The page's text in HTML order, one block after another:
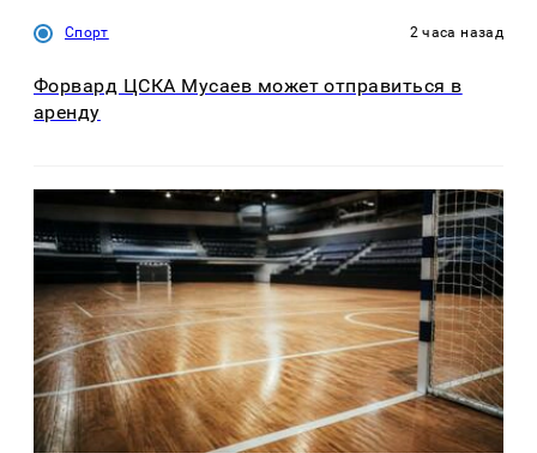
Спорт 2 часа назад
Форвард ЦСКА Мусаев может отправиться в
аренду